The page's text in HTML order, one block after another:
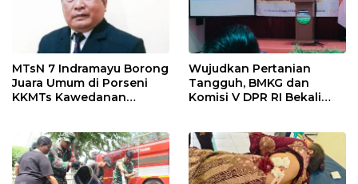
MTsN 7 Indramayu Borong
Juara Umum di Porseni
KKMTs Kawedanan
Wujudkan Pertanian
Tangguh, BMKG dan
Komisi V DPR RI Bekali